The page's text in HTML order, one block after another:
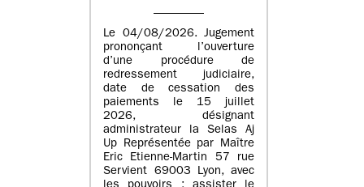
Le 04/08/2026. Jugement
prononçant l’ouverture
d’une procédure de
redressement judiciaire,
date de cessation des
paiements le 15 juillet
2026, désignant
administrateur la Selas Aj
Up Représentée par Maître
Eric Etienne-Martin 57 rue
Servient 69003 Lyon, avec